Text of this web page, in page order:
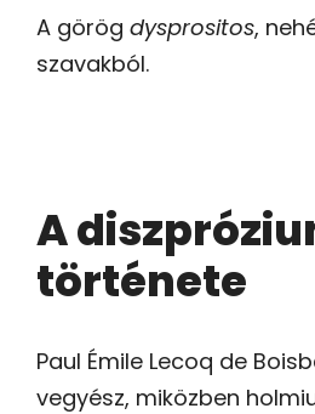
A görög dysprositos,
szavakból.
A
története
Paul Émile Lecoq de
vegyész, miközben